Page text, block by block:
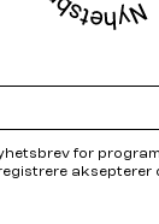
for
aksepterer